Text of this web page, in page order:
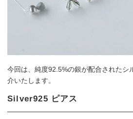
今回は、純度92.5%の銀が配合されたシ
介いたします。
Silver925 ピアス